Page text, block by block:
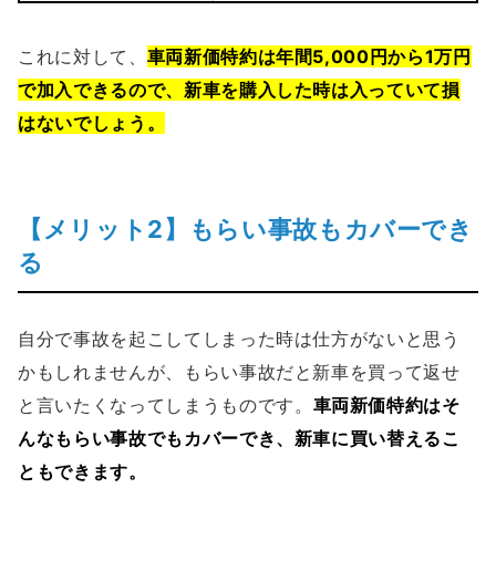
これに対して、 車両新価特約は年間5,000円から1万円
で加入できるので、新車を購入した時は入っていて損
はないでしょう。
【メリット2】もらい事故もカバーでき
る
自分で事故を起こしてしまった時は仕方がないと思う
かもしれませんが、もらい事故だと新車を買って返せ
と言いたくなってしまうものです。 車両新価特約はそ
んなもらい事故でもカバーでき、新車に買い替えるこ
ともできます。